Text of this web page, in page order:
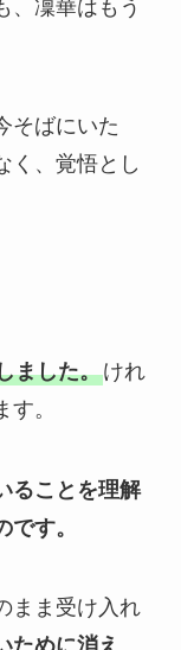
、凜華はもう
そばにいた
く、覚悟とし
ました。けれ
。
ることを理解
す。
まま受け入れ